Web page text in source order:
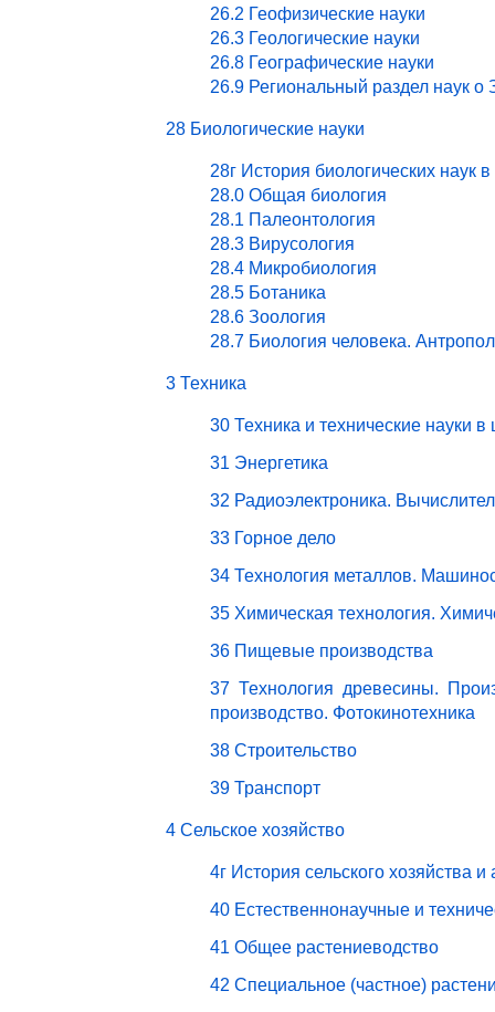
26.2 Геофизические науки
26.3 Геологические науки
26.8 Географические науки
26.9 Региональный раздел наук о
28 Биологические науки
28г История биологических наук
28.0 Общая биология
28.1 Палеонтология
28.3 Вирусология
28.4 Микробиология
28.5 Ботаника
28.6 Зоология
28.7 Биология человека.
3 Техника
30 Техника и технические науки в
31 Энергетика
32 Радиоэлектроника.
33 Горное дело
34 Технология металлов.
35 Химическая технология.
36 Пищевые производства
37 Технология древесины.
производство. Фотокинотехника
38 Строительство
39 Транспорт
4 Сельское хозяйство
4г История сельского хозяйства
40 Естественнонаучные и
41 Общее растениеводство
42 Специальное (частное)